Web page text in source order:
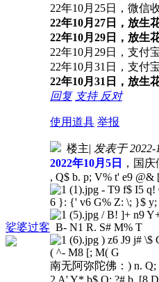
22年10月25日，微信
22年10月27日，放生
22年10月29日，放生
22年10月29日，支付
22年10月31日，支付
22年10月31日，放生
回复 支持 反对
使用道具 举报
娑婆过客
楼主| 发表于 2022-
2022年10月5日
，国
, Q$ b. p; V% t' e9 @&
- T9 f$ I5 q!
6 }: {' v6 G% Z: \; }$ y;
/ B! ]+ n9
B- N1 R. S# M% T
) z6 J9 j# \$
( ^- M8 [; M( G
南无阿弥陀佛： ) n. Q;
2 A' Y* b$ Q; ?# b [8